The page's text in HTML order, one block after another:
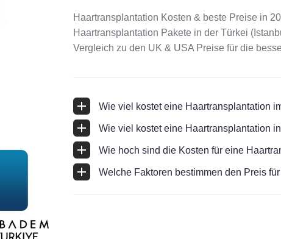
Haartransplantation Kosten & beste Preise in
Haartransplantation Pakete in der Türkei
Vergleich zu den UK & USA Preise für die
Wie viel kostet eine Haartransplantation
Wie viel kostet eine Haartransplantation
Wie hoch sind die Kosten für eine
Welche Faktoren bestimmen den Preis